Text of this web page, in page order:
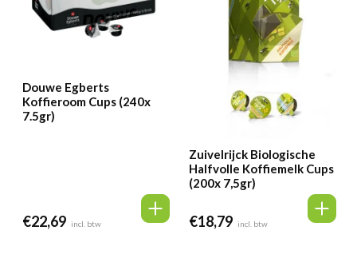
Douwe Egberts
Koffieroom Cups (240x
7.5gr)
€22,69 incl. btw
Zuivelrijck Biologische
Halfvolle Koffiemelk Cups
(200x 7,5gr)
€18,79 incl. btw